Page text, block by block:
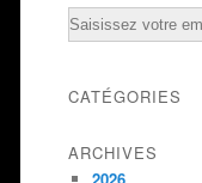
Email
CATÉGORIES
ARCHIVES